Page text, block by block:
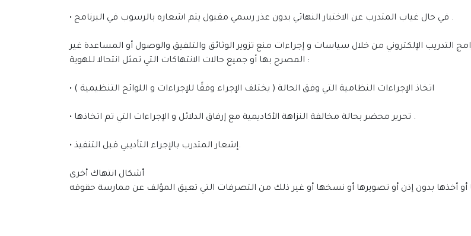
• في حال غياب المتدرب عن الاختبار النهائي بدون عذر رسمي مقبول يتم اشعاره بالرسوب في البرنامج .
التدريب الإلكتروني من خلال سياسات و إجراءات منع تزوير الوثائق والتلفيق والوصول أو المساعدة غير
المصرح بها أو جميع حالات الانتهاكات التي تمثل انتحالا للهوية :
• اﺗﺨﺎذ اﻹﺟﺮاءات اﻟﻨﻈﺎﻣﻴﺔ اﻟﺘﻲ وفق اﻟﺤﺎﻟﺔ ( يختلف الإجراء وفقًا للإجراءات و اللوائح التنظيمية )
• ﺗﺤﺮﻳﺮ ﻣﺤﻀﺮ بحالة مخالفة النزاهة الأكاديمية ﻣﻊ إرﻓﺎق الدلائل و الإجراءات التي تم اتخاذها .
• إشعار المتدرب ﺑﺎﻹﺟﺮاء اﻟﺘﺄدﻳﺒﻲ ﻗﺒﻞ اﻟﺘﻨﻔﻴﺬ.
أشكال انتهاك أخرى